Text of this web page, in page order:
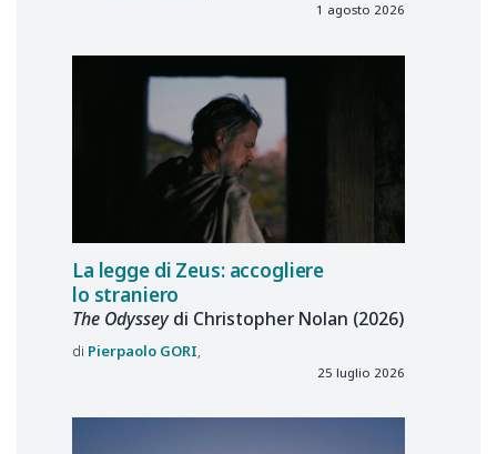
1 agosto 2026
La legge di Zeus: accogliere
lo straniero
The Odysseydi Christopher Nolan (2026)
Pierpaolo GORI
25 luglio 2026